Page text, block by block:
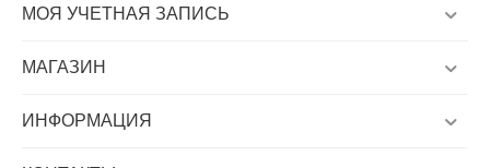
МОЯ УЧЕТНАЯ ЗАПИСЬ
МАГАЗИН
ИНФОРМАЦИЯ